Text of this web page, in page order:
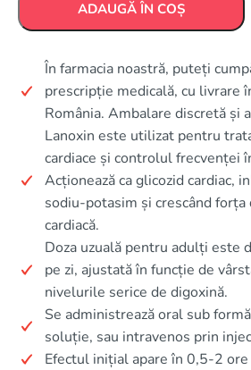
ADAUGĂ ÎN COȘ
În farmacia noastră, puteți
prescripție medicală, cu livrare
România. Ambalare discretă și
Lanoxin este utilizat pentru
cardiace și controlul frecvenței
Acționează ca glicozid cardiac,
sodiu-potasim și crescând forța
cardiacă.
Doza uzuală pentru adulți este
pe zi, ajustată în funcție de
nivelurile serice de digoxină.
Se administrează oral sub
soluție, sau intravenos prin
Efectul inițial apare în 0,5-2